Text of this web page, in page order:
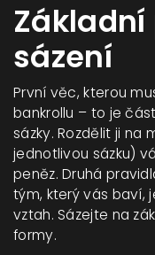
sázení
První věc, kterou
bankrollu – to je
sázky. Rozdělit ji na
jednotlivou sázku)
peněz. Druhá
tým, který vás baví,
vztah. Sázejte na
formy.